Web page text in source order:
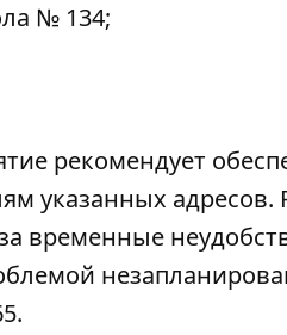
№ 134;
рекомендует
указанных адресов.
временные